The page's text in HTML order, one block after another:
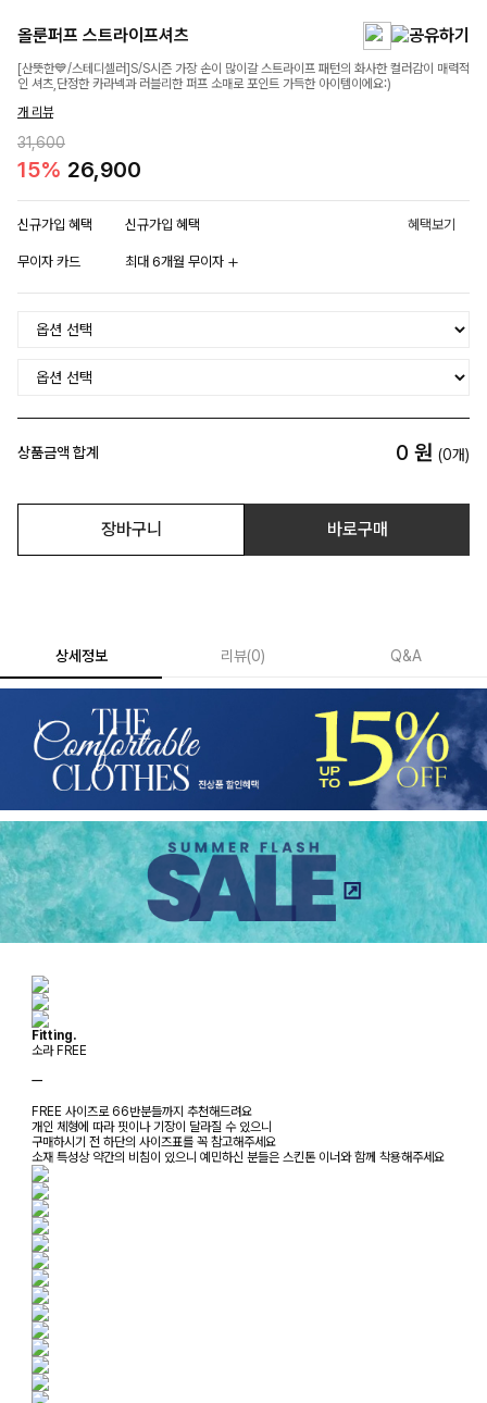
올룬퍼프 스트라이프셔츠
[산뜻한💙/스테디셀러]S/S시즌 가장 손이 많이갈 스트라이프 패턴의 화사한 컬러감이 매력적
인 셔츠,단정한 카라넥과 러블리한 퍼프 소매로 포인트 가득한 아이템이에요:)
개 리뷰
31,600
15% 26,900
신규가입 혜택 신규가입 혜택 혜택보기
무이자 카드 최대 6개월 무이자
상품금액 합계 0 원 (0개)
장바구니 바로구매
상세정보 리뷰(0) Q&A
Fitting.
소라 FREE
ㅡ
FREE 사이즈로 66반분들까지 추천해드려요
개인 체형에 따라 핏이나 기장이 달라질 수 있으니
구매하시기 전 하단의 사이즈표를 꼭 참고해주세요
소재 특성상 약간의 비침이 있으니 예민하신 분들은 스킨톤 이너와 함께 착용해주세요